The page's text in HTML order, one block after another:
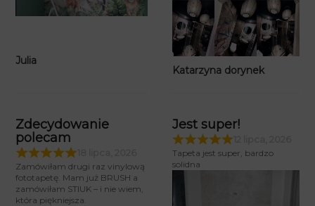
Julia
Katarzyna dorynek
Zdecydowanie
polecam
Zamówiłam drugi raz vinylową
fototapetę. Mam już BRUSH a
zamówiłam STIUK – i nie wiem,
która piękniejsza.
Jest super!
Tapeta jest super, bardzo
solidna